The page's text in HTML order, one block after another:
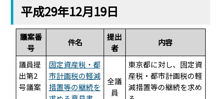
平成29年12月19日
議案番
号
件名
提出
者
内容
議員提
出第2
号議案
固定資産税・都
市計画税の軽減
措置等の継続を
全議
員
東京都に対し、固定資
産税・都市計画税の軽
減措置等の継続を求め